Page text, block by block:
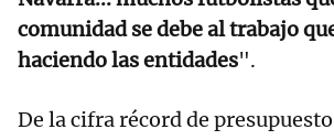
comunidad se debe al trabajo
haciendo las entidades".
De la cifra récord de